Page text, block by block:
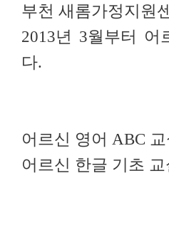
부천 새롬가정지원
2013년 3월부터
다.
어르신 영어 ABC
어르신 한글 기초